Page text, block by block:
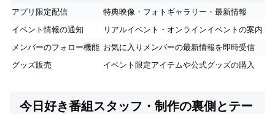
アプリ限定配信
特典映像・フォトギャラリー・最新情報
イベント情報の通知
リアルイベント・オンラインイベントの案内
メンバーのフォロー機能 お気に入りメンバーの最新情報を即時受信
グッズ販売
イベント限定アイテムや公式グッズの購入
今日好き番組スタッフ・制作の裏側とテー